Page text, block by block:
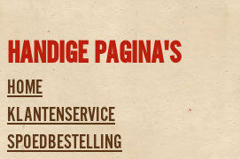
HANDIGE PAGINA'S
HOME
KLANTENSERVICE
SPOEDBESTELLING